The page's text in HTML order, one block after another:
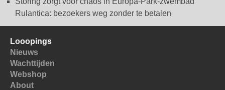
Rulantica: bezoekers weg zonder te betalen
Looopings
Nieuws
Wachttijden
Webshop
About